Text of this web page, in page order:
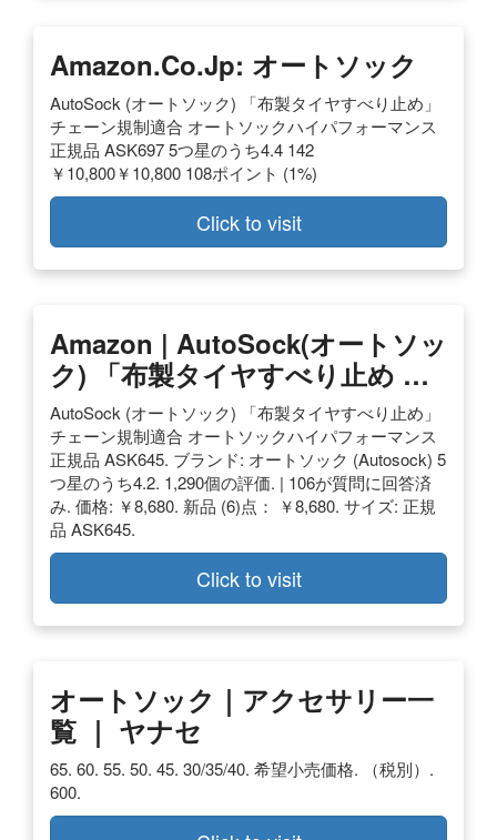
Amazon.co.jp: オートソック
AutoSock (オートソック) 「布製タイヤすべり止め」
チェーン規制適合 オートソックハイパフォーマンス
正規品 ASK697 5つ星のうち4.4 142
￥10,800￥10,800 108ポイント (1%)
Click to visit
Amazon | AutoSock(オートソッ
ク) 「布製タイヤすべり止め …
AutoSock (オートソック) 「布製タイヤすべり止め」
チェーン規制適合 オートソックハイパフォーマンス
正規品 ASK645. ブランド: オートソック (Autosock) 5
つ星のうち4.2. 1,290個の評価. | 106が質問に回答済
み. 価格: ￥8,680. 新品 (6)点： ￥8,680. サイズ: 正規
品 ASK645.
Click to visit
オートソック｜アクセサリー一
覧 ｜ ヤナセ
65. 60. 55. 50. 45. 30/35/40. 希望小売価格. （税別）.
600.